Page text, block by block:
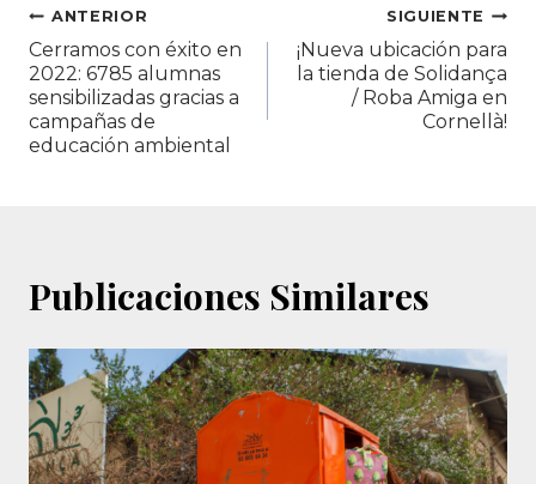
Navegación
de
entradas
ANTERIOR
Cerramos con éxito en
2022: 6785 alumnas
sensibilizadas gracias a
campañas de
educación ambiental
SIGUIENTE
¡Nueva ubicación para
la tienda de Solidança
/ Roba Amiga en
Cornellà!
Publicaciones Similares